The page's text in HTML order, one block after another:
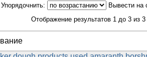
Упорядочнить: Вывести на
Отображение результатов 1 до 3 из 3